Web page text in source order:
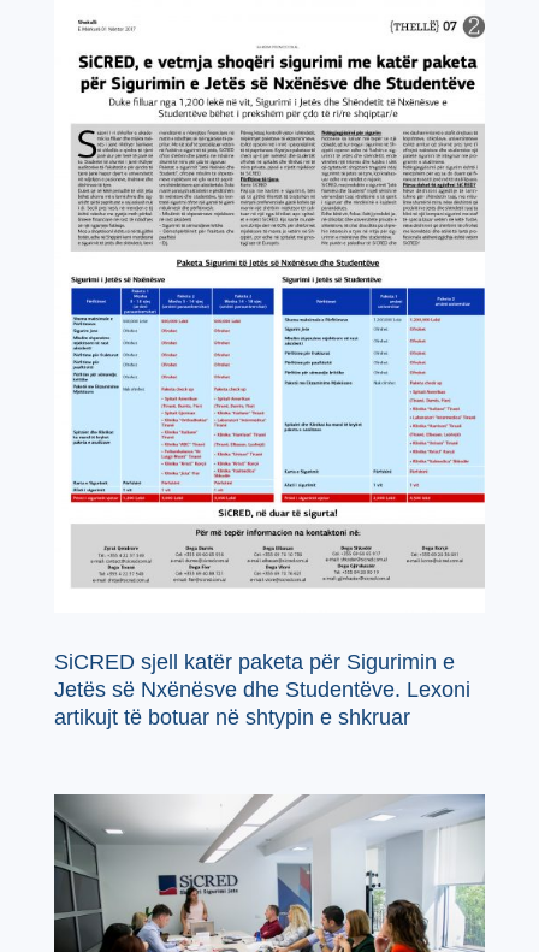
SiCRED sjell katër paketa për Sigurimin e
Jetës së Nxënësve dhe Studentëve. Lexoni
artikujt të botuar në shtypin e shkruar